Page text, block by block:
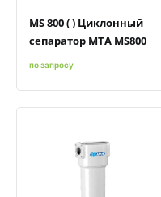
MS 800 ( ) Циклонный
сепаратор MTA MS800
по запросу